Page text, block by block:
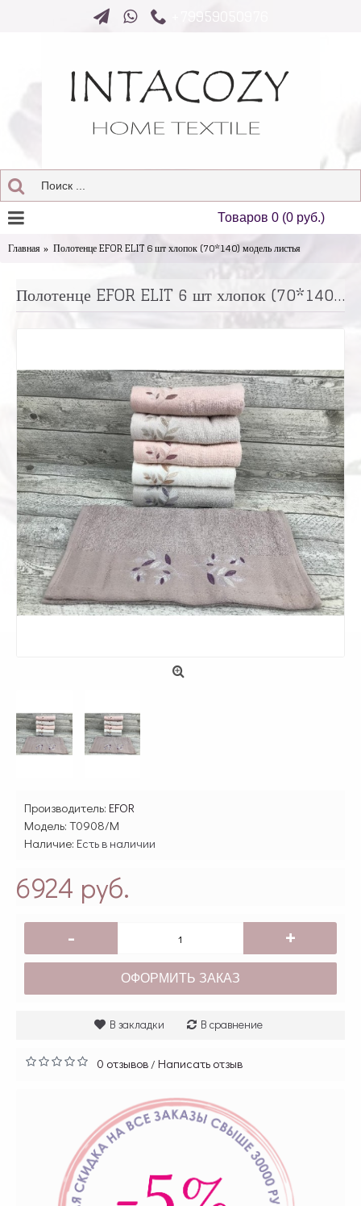
+79959050976
Товаров 0 (0 руб.)
Главная Полотенце EFOR ELIT 6 шт хлопок (70*140) модель листья
Полотенце EFOR ELIT 6 шт хлопок (70*140) модель листья
Производитель: EFOR
Модель: T0908/M
Наличие: Есть в наличии
6924 руб.
- +
ОФОРМИТЬ ЗАКАЗ
В закладки В сравнение
0 отзывов/ Написать отзыв